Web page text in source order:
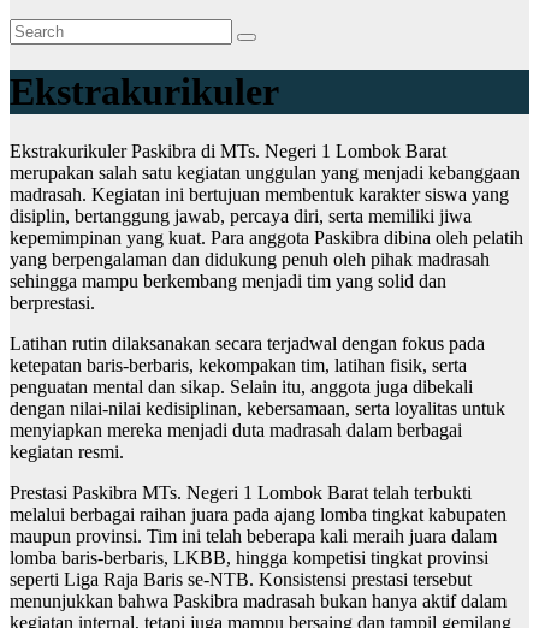
Ekstrakurikuler
Ekstrakurikuler Paskibra di MTs. Negeri 1 Lombok Barat
merupakan salah satu kegiatan unggulan yang menjadi kebanggaan
madrasah. Kegiatan ini bertujuan membentuk karakter siswa yang
disiplin, bertanggung jawab, percaya diri, serta memiliki jiwa
kepemimpinan yang kuat. Para anggota Paskibra dibina oleh pelatih
yang berpengalaman dan didukung penuh oleh pihak madrasah
sehingga mampu berkembang menjadi tim yang solid dan
berprestasi.
Latihan rutin dilaksanakan secara terjadwal dengan fokus pada
ketepatan baris-berbaris, kekompakan tim, latihan fisik, serta
penguatan mental dan sikap. Selain itu, anggota juga dibekali
dengan nilai-nilai kedisiplinan, kebersamaan, serta loyalitas untuk
menyiapkan mereka menjadi duta madrasah dalam berbagai
kegiatan resmi.
Prestasi Paskibra MTs. Negeri 1 Lombok Barat telah terbukti
melalui berbagai raihan juara pada ajang lomba tingkat kabupaten
maupun provinsi. Tim ini telah beberapa kali meraih juara dalam
lomba baris-berbaris, LKBB, hingga kompetisi tingkat provinsi
seperti Liga Raja Baris se-NTB. Konsistensi prestasi tersebut
menunjukkan bahwa Paskibra madrasah bukan hanya aktif dalam
kegiatan internal, tetapi juga mampu bersaing dan tampil gemilang